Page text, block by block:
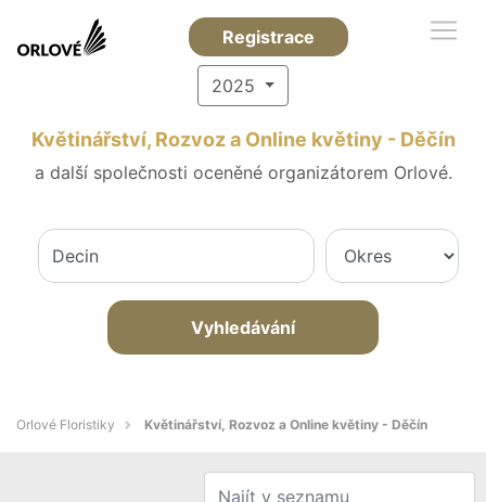
Registrace
2025
Květinářství, Rozvoz a Online květiny - Děčín
a další společnosti oceněné organizátorem Orlové.
Vyhledávání
Orlové Floristiky Květinářství, Rozvoz a Online květiny - Děčín